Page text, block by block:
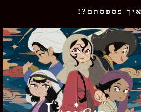
איך פספסתם?!